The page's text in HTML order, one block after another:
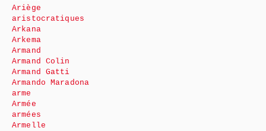
Ariège
aristocratiques
Arkana
Arkema
Armand
Armand Colin
Armand Gatti
Armando Maradona
arme
Armée
armées
Armelle